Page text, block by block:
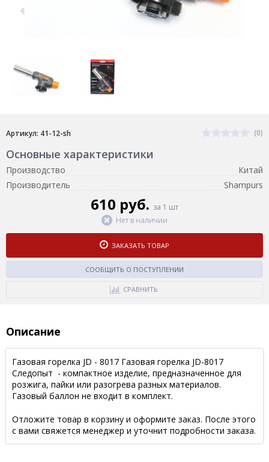
Артикул: 41-12-sh (0)
Основные характеристики
Производство
Китай
Производитель
Shampurs
610 руб. за 1 шт
Нет в наличии
ЗАКАЗАТЬ ТОВАР
СООБЩИТЬ О ПОСТУПЛЕНИИ
СРАВНИТЬ
Описание
Газовая горелка JD - 8017 Газовая горелка JD-8017
Следопыт - компактное изделие, предназначенное для
розжига, пайки или разогрева разных материалов.
Газовый баллон не входит в комплект.
Отложите товар в корзину и оформите заказ. После этого
с вами свяжется менеджер и уточнит подробности заказа.